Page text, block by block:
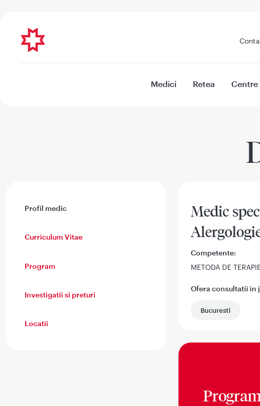
Medici Retea Centre
Profil medic
Curriculum Vitae
Program
Investigatii si preturi
Locatii
Medic
Competente:
METODA DE
Ofera consultatii in
Bucuresti